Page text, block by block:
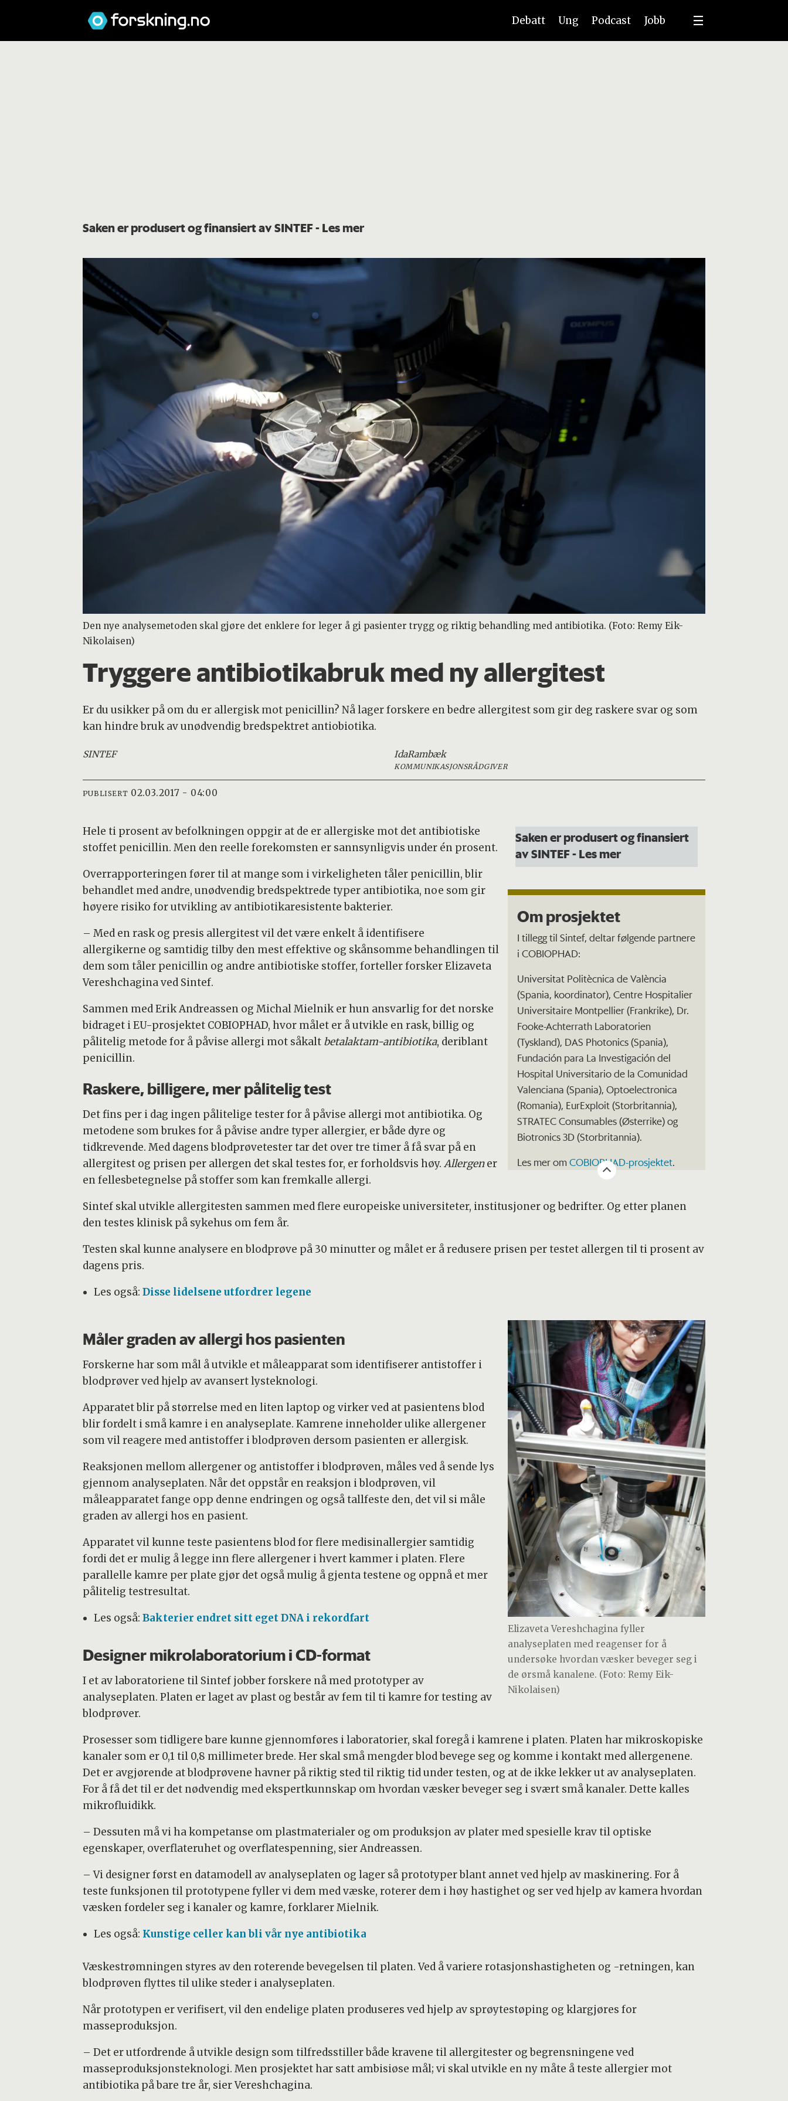
Debatt Ung Podcast Jobb
Saken er produsert og finansiert av SINTEF- Les mer
Den nye analysemetoden skal gjøre det enklere for leger å gi pasienter trygg og riktig behandling med antibiotika. (Foto: Remy Eik-
Nikolaisen)
Tryggere antibiotikabruk med ny allergitest
Er du usikker på om du er allergisk mot penicillin? Nå lager forskere en bedre allergitest som gir deg raskere svar og som
kan hindre bruk av unødvendig bredspektret antiobiotika.
SINTEF IdaRambæk
KOMMUNIKASJONSRÅDGIVER
PUBLISERT 02.03.2017 - 04:00
Saken er produsert og finansiert
av SINTEF- Les mer
Om prosjektet
I tillegg til Sintef, deltar følgende partnere
i COBIOPHAD:
Universitat Politècnica de València
(Spania, koordinator), Centre Hospitalier
Universitaire Montpellier (Frankrike), Dr.
Fooke-Achterrath Laboratorien
(Tyskland), DAS Photonics (Spania),
Fundación para La Investigación del
Hospital Universitario de la Comunidad
Valenciana (Spania), Optoelectronica
(Romania), EurExploit (Storbritannia),
STRATEC Consumables (Østerrike) og
Biotronics 3D (Storbritannia).
Les mer omCOBIOPHAD-prosjektet.
Hele ti prosent av befolkningen oppgir at de er allergiske mot det antibiotiske
stoffet penicillin. Men den reelle forekomsten er sannsynligvis under én prosent.
Overrapporteringen fører til at mange som i virkeligheten tåler penicillin, blir
behandlet med andre, unødvendig bredspektrede typer antibiotika, noe som gir
høyere risiko for utvikling av antibiotikaresistente bakterier.
– Med en rask og presis allergitest vil det være enkelt å identifisere
allergikerne og samtidig tilby den mest effektive og skånsomme behandlingen til
dem som tåler penicillin og andre antibiotiske stoffer, forteller forsker Elizaveta
Vereshchagina ved Sintef.
Sammen med Erik Andreassen og Michal Mielnik er hun ansvarlig for det norske
bidraget i EU-prosjektet COBIOPHAD, hvor målet er å utvikle en rask, billig og
pålitelig metode for å påvise allergi mot såkalt betalaktam-antibiotika, deriblant
penicillin.
Raskere, billigere, mer pålitelig test
Det fins per i dag ingen pålitelige tester for å påvise allergi mot antibiotika. Og
metodene som brukes for å påvise andre typer allergier, er både dyre og
tidkrevende. Med dagens blodprøvetester tar det over tre timer å få svar på en
allergitest og prisen per allergen det skal testes for, er forholdsvis høy. Allergener
en fellesbetegnelse på stoffer som kan fremkalle allergi.
Sintef skal utvikle allergitesten sammen med flere europeiske universiteter, institusjoner og bedrifter. Og etter planen
den testes klinisk på sykehus om fem år.
Testen skal kunne analysere en blodprøve på 30 minutter og målet er å redusere prisen per testet allergen til ti prosent av
dagens pris.
Les også: Disse lidelsene utfordrer legene
Elizaveta Vereshchagina fyller
analyseplaten med reagenser for å
undersøke hvordan væsker beveger seg i
de ørsmå kanalene. (Foto: Remy Eik-
Nikolaisen)
Måler graden av allergi hos pasienten
Forskerne har som mål å utvikle et måleapparat som identifiserer antistoffer i
blodprøver ved hjelp av avansert lysteknologi.
Apparatet blir på størrelse med en liten laptop og virker ved at pasientens blod
blir fordelt i små kamre i en analyseplate. Kamrene inneholder ulike allergener
som vil reagere med antistoffer i blodprøven dersom pasienten er allergisk.
Reaksjonen mellom allergener og antistoffer i blodprøven, måles ved å sende lys
gjennom analyseplaten. Når det oppstår en reaksjon i blodprøven, vil
måleapparatet fange opp denne endringen og også tallfeste den, det vil si måle
graden av allergi hos en pasient.
Apparatet vil kunne teste pasientens blod for flere medisinallergier samtidig
fordi det er mulig å legge inn flere allergener i hvert kammer i platen. Flere
parallelle kamre per plate gjør det også mulig å gjenta testene og oppnå et mer
pålitelig testresultat.
Les også: Bakterier endret sitt eget DNA i rekordfart
Designer mikrolaboratorium i CD-format
I et av laboratoriene til Sintef jobber forskere nå med prototyper av
analyseplaten. Platen er laget av plast og består av fem til ti kamre for testing av
blodprøver.
Prosesser som tidligere bare kunne gjennomføres i laboratorier, skal foregå i kamrene i platen. Platen har mikroskopiske
kanaler som er 0,1 til 0,8 millimeter brede. Her skal små mengder blod bevege seg og komme i kontakt med allergenene.
Det er avgjørende at blodprøvene havner på riktig sted til riktig tid under testen, og at de ikke lekker ut av analyseplaten.
For å få det til er det nødvendig med ekspertkunnskap om hvordan væsker beveger seg i svært små kanaler. Dette kalles
mikrofluidikk.
– Dessuten må vi ha kompetanse om plastmaterialer og om produksjon av plater med spesielle krav til optiske
egenskaper, overflateruhet og overflatespenning, sier Andreassen.
– Vi designer først en datamodell av analyseplaten og lager så prototyper blant annet ved hjelp av maskinering. For å
teste funksjonen til prototypene fyller vi dem med væske, roterer dem i høy hastighet og ser ved hjelp av kamera hvordan
væsken fordeler seg i kanaler og kamre, forklarer Mielnik.
Les også: Kunstige celler kan bli vår nye antibiotika
Væskestrømningen styres av den roterende bevegelsen til platen. Ved å variere rotasjonshastigheten og -retningen, kan
blodprøven flyttes til ulike steder i analyseplaten.
Når prototypen er verifisert, vil den endelige platen produseres ved hjelp av sprøytestøping og klargjøres for
masseproduksjon.
– Det er utfordrende å utvikle design som tilfredsstiller både kravene til allergitester og begrensningene ved
masseproduksjonsteknologi. Men prosjektet har satt ambisiøse mål; vi skal utvikle en ny måte å teste allergier mot
antibiotika på bare tre år, sier Vereshchagina.